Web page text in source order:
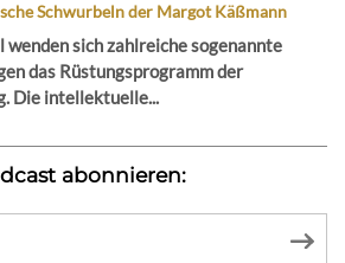
Schwurbeln der Margot Käßmann
sich zahlreiche sogenannte
das Rüstungsprogramm der
Die intellektuelle...
abonnieren: